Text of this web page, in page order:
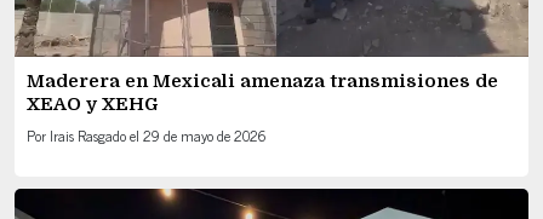
Maderera en Mexicali amenaza transmisiones de
XEAO y XEHG
Por Irais Rasgadoel 29 de mayo de 2026